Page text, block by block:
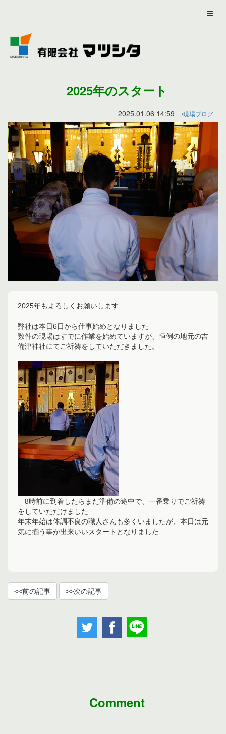
2025年のスタート
2025.01.06 14:59 現場ブログ
2025年もよろしくお願いします
弊社は本日6日から仕事始めとなりました
数件の現場はすでに作業を始めていますが、恒例の地元の吉
備津神社にてご祈祷をしていただきました。
8時前に到着したらまだ準備の途中で、一番乗りでご祈祷
をしていただけました
年末年始は体調不良の職人さんも多くいましたが、本日は元
気に揃う事が出来いいスタートとなりました
前の記事 次の記事
Comment